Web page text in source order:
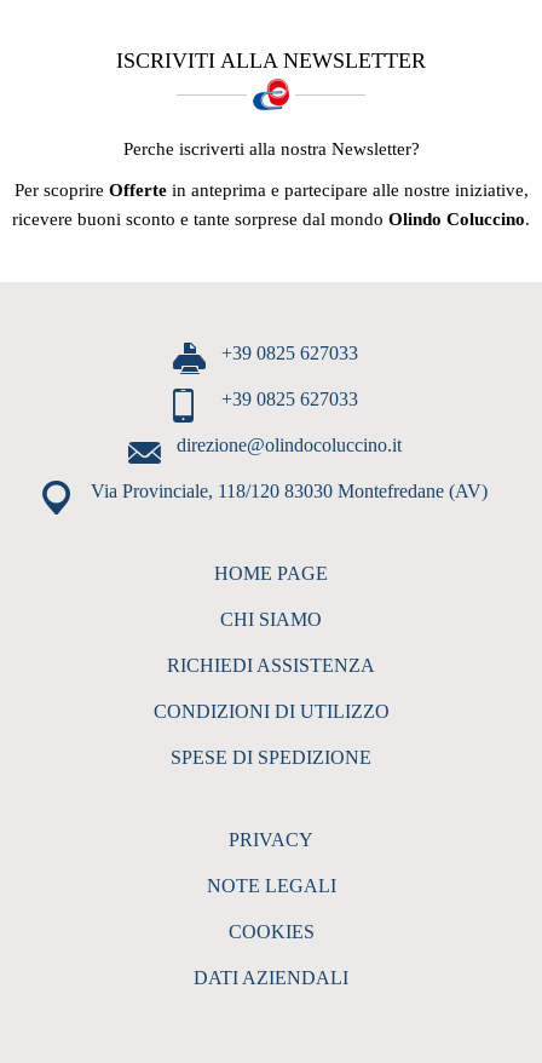
ISCRIVITI ALLA NEWSLETTER
Perche iscriverti alla nostra Newsletter?
Per scoprire Offertein anteprima e partecipare alle nostre iniziative,
ricevere buoni sconto e tante sorprese dal mondo Olindo Coluccino.
+39 0825 627033
+39 0825 627033
direzione@olindocoluccino.it
Via Provinciale, 118/120 83030 Montefredane (AV)
HOME PAGE
CHI SIAMO
RICHIEDI ASSISTENZA
CONDIZIONI DI UTILIZZO
SPESE DI SPEDIZIONE
PRIVACY
NOTE LEGALI
COOKIES
DATI AZIENDALI